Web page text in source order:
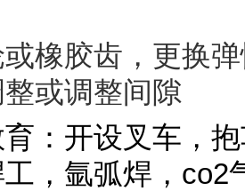
橡胶齿，更换
或调整间隙
：开设叉车，
，氩弧焊，co2